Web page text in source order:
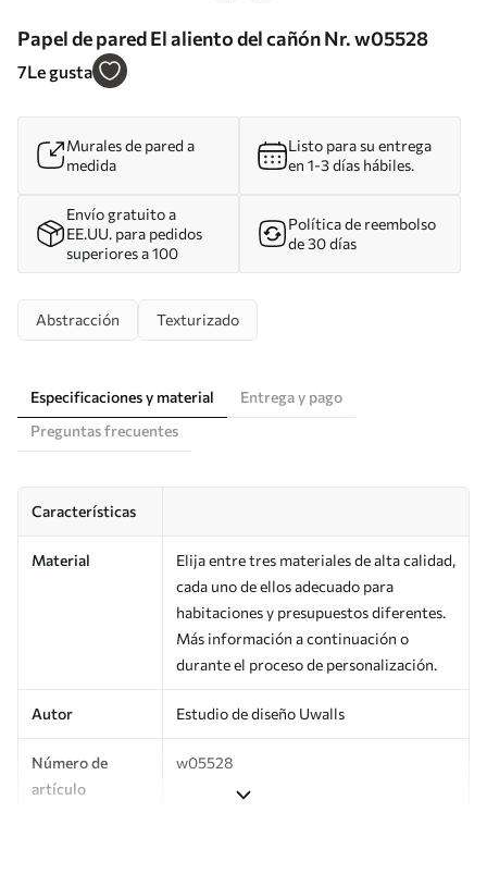
Papel de pared El aliento del cañón Nr. w05528
7Le gusta
Murales de pared a
medida
Listo para su entrega
en 1-3 días hábiles.
Envío gratuito a
EE.UU. para pedidos
superiores a 100
Política de reembolso
de 30 días
Abstracción Texturizado
Especificaciones y material
Entrega y pago
Preguntas frecuentes
Características
Material
Elija entre tres materiales de alta calidad,
cada uno de ellos adecuado para
habitaciones y presupuestos diferentes.
Más información a continuación o
durante el proceso de personalización.
Autor Estudio de diseño Uwalls
Número de
artículo
w05528